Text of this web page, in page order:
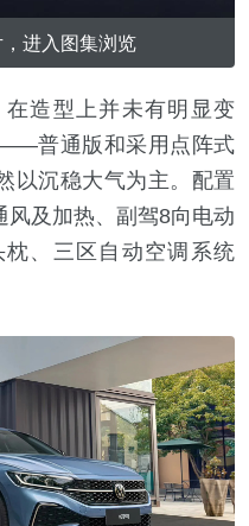
进入图集浏览
造型上并未有明显变
普通版和采用点阵式
以沉稳大气为主。配置
及加热、副驾8向电动
、三区自动空调系统